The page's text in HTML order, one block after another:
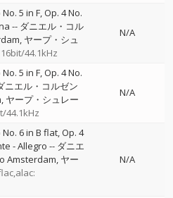
5 in F, Op. 4 No.
-- ダニエル・コル
ヤープ・シュ
44.1kHz
N/A
5 in F, Op. 4 No.
ニエル・コルゼン
ヤープ・シュレー
44.1kHz
N/A
6 in B flat, Op. 4
- Allegro -- ダニエ
Amsterdam ヤー
N/A